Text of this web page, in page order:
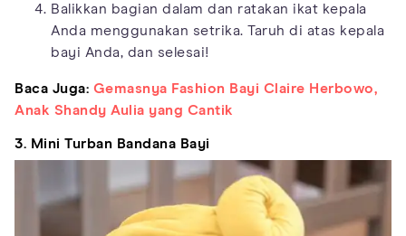
Balikkan bagian dalam dan ratakan ikat kepala
Anda menggunakan setrika. Taruh di atas kepala
bayi Anda, dan selesai!
Baca Juga: Gemasnya Fashion Bayi Claire Herbowo,
Anak Shandy Aulia yang Cantik
3. Mini Turban Bandana Bayi